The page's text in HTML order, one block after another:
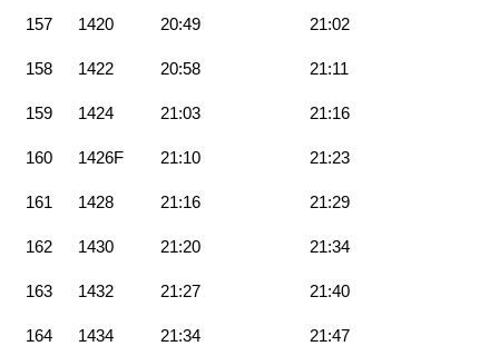
157 1420 20:49 21:02
158 1422 20:58 21:11
159 1424 21:03 21:16
160 1426F 21:10 21:23
161 1428 21:16 21:29
162 1430 21:20 21:34
163 1432 21:27 21:40
164 1434 21:34 21:47